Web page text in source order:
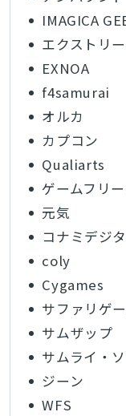
IMAGICA
エクストリ
EXNOA
f4samurai
オルカ
カプコン
Qualiarts
ゲームフリ
元気
コナミデジ
coly
Cygames
サファリゲ
サムザップ
サムライ・
ジーン
WFS